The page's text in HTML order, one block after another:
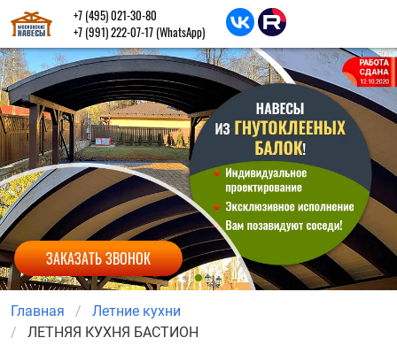
ЗАКАЗАТЬ ЗВОНОК
+7 (495) 021-30-80
+7 (991) 222-07-17 (WhatsApp)
Главная
Летние кухни
ЛЕТНЯЯ КУХНЯ БАСТИОН